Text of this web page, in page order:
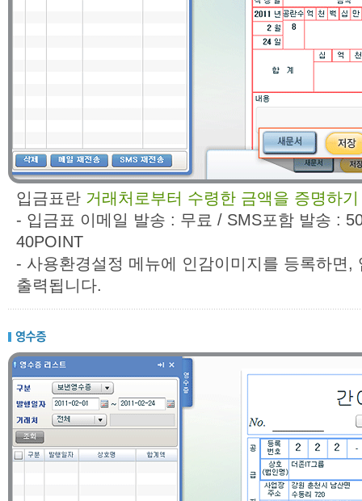
입금표란 거래처로부터 수령한 금액을 증명하
- 입금표 이메일 발송 : 무료 / SMS포함 발송 :
40POINT
- 사용환경설정 메뉴에 인감이미지를 등록하면,
출력됩니다.